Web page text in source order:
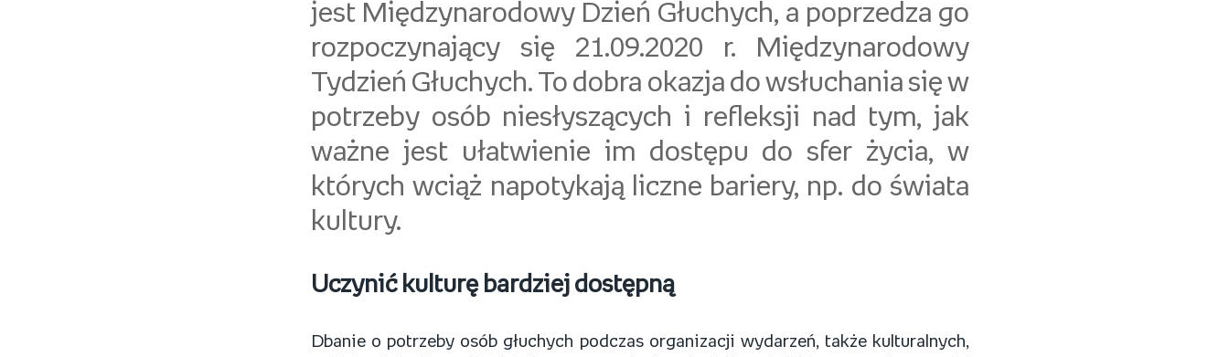
jest Międzynarodowy Dzień Głuchych, a poprzedza go
rozpoczynający się 21.09.2020 r. Międzynarodowy
Tydzień Głuchych. To dobra okazja do wsłuchania się w
potrzeby osób niesłyszących i refleksji nad tym, jak
ważne jest ułatwienie im dostępu do sfer życia, w
których wciąż napotykają liczne bariery, np. do świata
kultury.
Uczynić kulturę bardziej dostępną
Dbanie o potrzeby osób głuchych podczas organizacji wydarzeń, także kulturalnych,